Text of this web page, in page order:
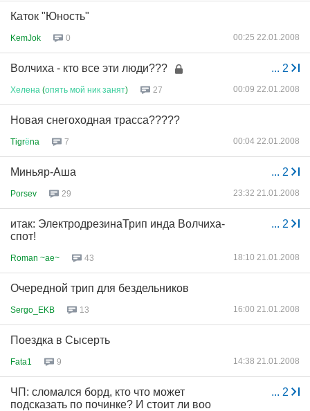
Каток "Юность"
KemJok 0 00:25 22.01.2008
... 2
Волчиха - кто все эти люди???
Хелена (опять мой ник занят) 27 00:09 22.01.2008
Новая снегоходная трасса?????
Tigrёna 7 00:04 22.01.2008
... 2
Миньяр-Аша
Porsev 29 23:32 21.01.2008
... 2
итак: ЭлектродрезинаТрип инда Волчиха-
спот!
Roman ~ae~ 43 18:10 21.01.2008
Очередной трип для бездельников
Sergo_EKB 13 16:00 21.01.2008
Поездка в Сысерть
Fata1 9 14:38 21.01.2008
... 2
ЧП: сломался борд, кто что может
подсказать по починке? И стоит ли воо